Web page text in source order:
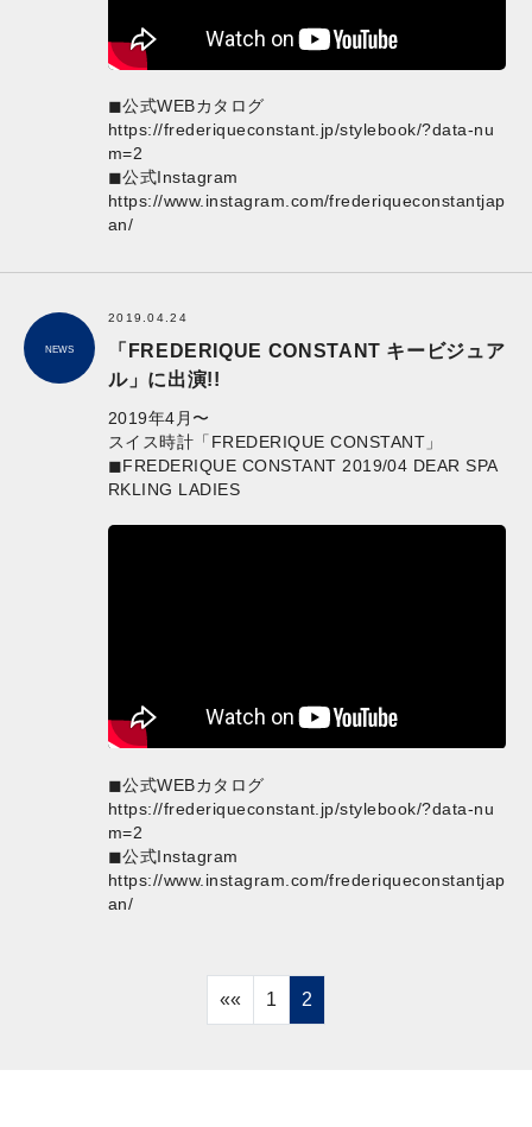
◼︎公式WEBカタログ
https://frederiqueconstant.jp/stylebook/?data-nu
m=2
◼︎公式Instagram
https://www.instagram.com/frederiqueconstantjap
an/
NEWS
2019.04.24
「FREDERIQUE CONSTANT キービジュア
ル」に出演!!
2019年4月〜
スイス時計「FREDERIQUE CONSTANT」
◼︎FREDERIQUE CONSTANT 2019/04 DEAR SPA
RKLING LADIES
◼︎公式WEBカタログ
https://frederiqueconstant.jp/stylebook/?data-nu
m=2
◼︎公式Instagram
https://www.instagram.com/frederiqueconstantjap
an/
«« 1 2